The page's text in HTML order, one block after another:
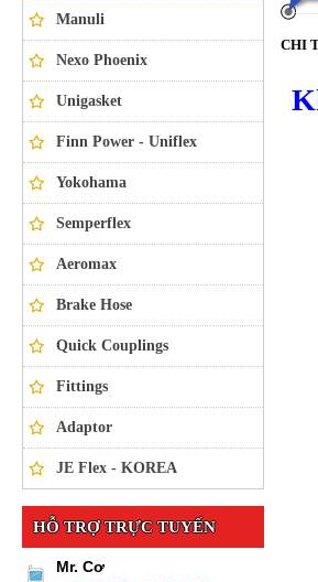
Manuli
Nexo Phoenix
Unigasket
Finn Power - Uniflex
Yokohama
Semperflex
Aeromax
Brake Hose
Quick Couplings
Fittings
Adaptor
JE Flex - KOREA
HỖ TRỢ TRỰC TUYẾN
Mr. Cơ
CHI